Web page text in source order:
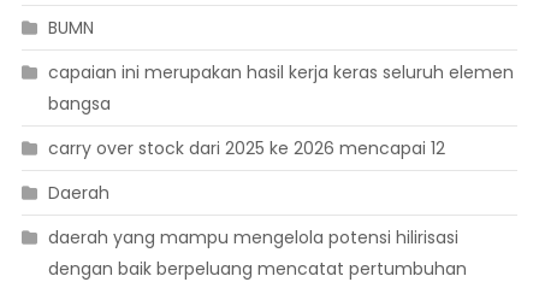
BUMN
capaian ini merupakan hasil kerja keras seluruh elemen
bangsa
carry over stock dari 2025 ke 2026 mencapai 12
Daerah
daerah yang mampu mengelola potensi hilirisasi
dengan baik berpeluang mencatat pertumbuhan